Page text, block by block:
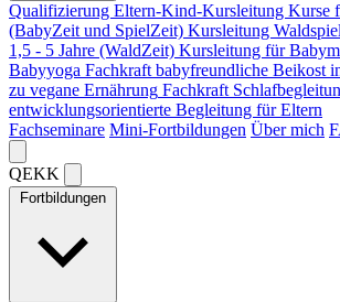
Qualifizierung Eltern-Kind-Kursleitung Kurse
(BabyZeit und SpielZeit) Kursleitung
1,5 - 5 Jahre (WaldZeit) Kursleitung für
Babyyoga Fachkraft babyfreundliche Beikost
zu vegane Ernährung Fachkraft
entwicklungsorientierte Begleitung für Eltern
Fachseminare Mini-Fortbildungen Über mich
QEKK
Fortbildungen